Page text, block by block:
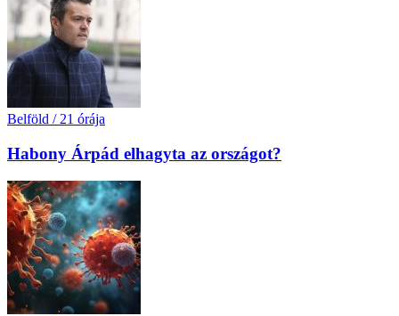
Belföld / 21 órája
Habony Árpád elhagyta az országot?